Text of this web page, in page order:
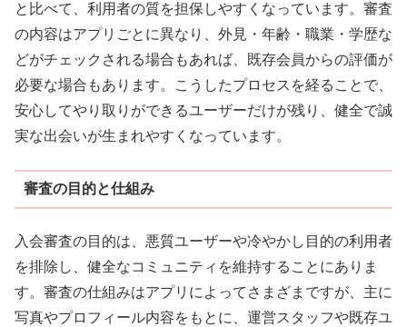
と比べて、利用者の質を担保しやすくなっています。審査
の内容はアプリごとに異なり、外見・年齢・職業・学歴な
どがチェックされる場合もあれば、既存会員からの評価が
必要な場合もあります。こうしたプロセスを経ることで、
安心してやり取りができるユーザーだけが残り、健全で誠
実な出会いが生まれやすくなっています。
審査の目的と仕組み
入会審査の目的は、悪質ユーザーや冷やかし目的の利用者
を排除し、健全なコミュニティを維持することにありま
す。審査の仕組みはアプリによってさまざまですが、主に
写真やプロフィール内容をもとに、運営スタッフや既存ユ